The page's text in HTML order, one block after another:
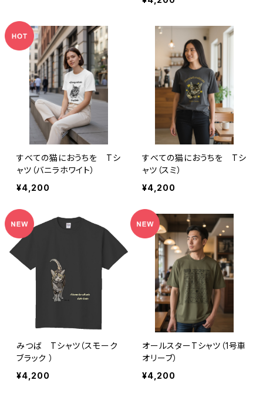
すべての猫におうちを Tシ
ャツ（バニラホワイト）
¥4,200
すべての猫におうちを Tシ
ャツ（スミ）
¥4,200
みつば Tシャツ（スモーク
ブラック ）
¥4,200
オールスターTシャツ（1号車
オリーブ）
¥4,200